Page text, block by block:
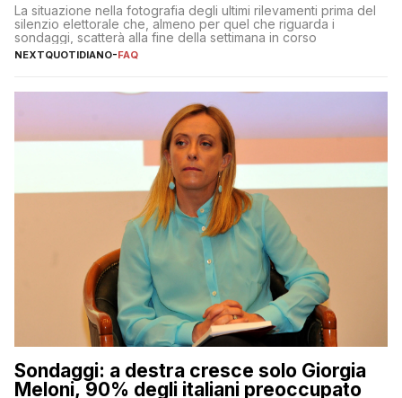
La situazione nella fotografia degli ultimi rilevamenti prima del
silenzio elettorale che, almeno per quel che riguarda i
sondaggi, scatterà alla fine della settimana in corso
NEXTQUOTIDIANO-FAQ
Sondaggi: a destra cresce solo Giorgia
Meloni, 90% degli italiani preoccupato